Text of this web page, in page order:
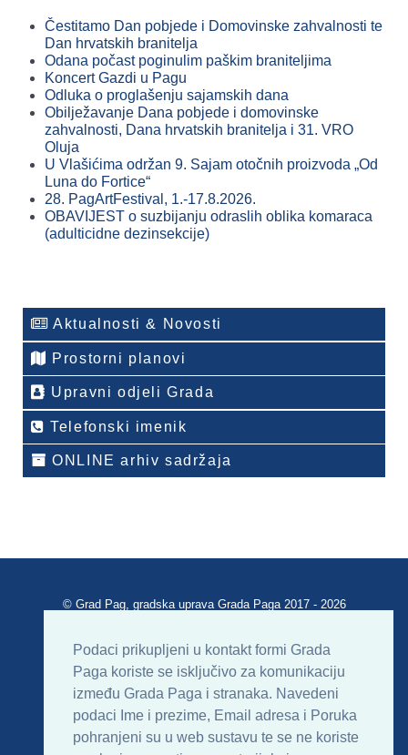
Podaci prikupljeni u kontakt formi Grada
Paga koriste se isključivo za komunikaciju
između Grada Paga i stranaka. Navedeni
podaci Ime i prezime, Email adresa i Poruka
pohranjeni su u web sustavu te se ne koriste
Čestitamo Dan pobjede i Domovinske zahvalnosti te
Dan hrvatskih branitelja
Odana počast poginulim paškim braniteljima
Koncert Gazdi u Pagu
Odluka o proglašenju sajamskih dana
Obilježavanje Dana pobjede i domovinske
zahvalnosti, Dana hrvatskih branitelja i 31. VRO
Oluja
U Vlašićima održan 9. Sajam otočnih proizvoda „Od
Luna do Fortice“
28. PagArtFestival, 1.-17.8.2026.
OBAVIJEST o suzbijanju odraslih oblika komaraca
(adulticidne dezinsekcije)
Aktualnosti & Novosti
Prostorni planovi
Upravni odjeli Grada
Telefonski imenik
ONLINE arhiv sadržaja
© Grad Pag, gradska uprava Grada Paga 2017 - 2026
Uvjeti korištenja Impressum
Kontakt
Sitemap
RSS